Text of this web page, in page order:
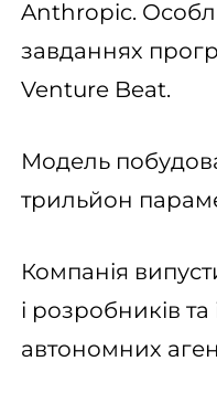
Anthropic.
завданнях
Venture Beat.
Модель
трильйон
Компанія
і розробників
автономних